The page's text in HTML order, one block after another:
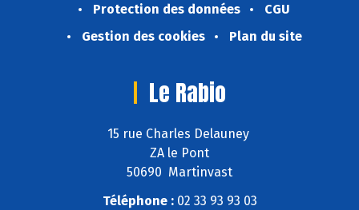
Protection des données
CGU
Gestion des cookies
Plan du site
Le Rabio
15 rue Charles Delauney
ZA le Pont
50690 Martinvast
Téléphone :02 33 93 93 03